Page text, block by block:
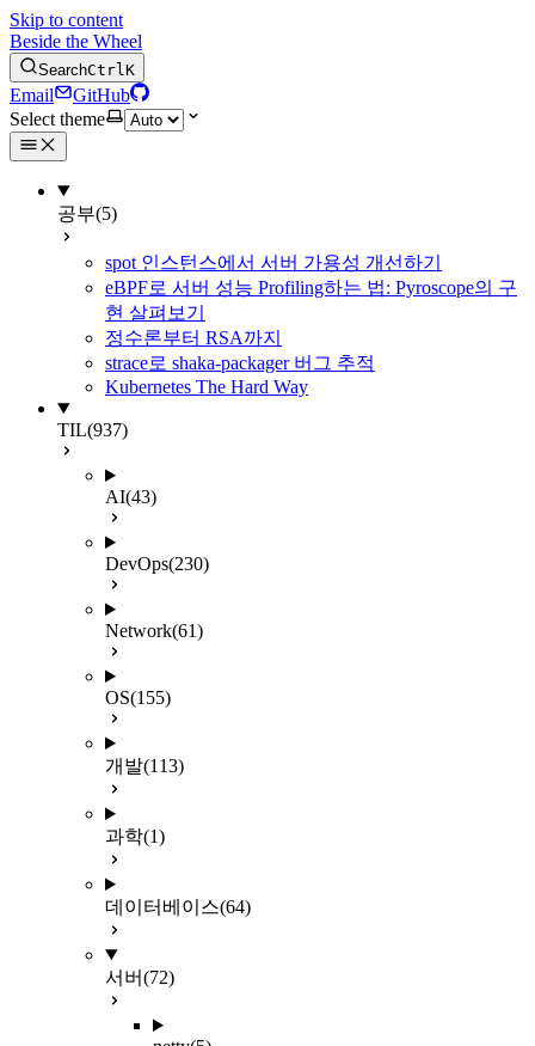
Skip to content
Beside the Wheel
SearchCtrlK
Email
GitHub
Select theme
공부(5)
spot 인스턴스에서 서버 가용성 개선하기
eBPF로 서버 성능 Profiling하는 법: Pyroscope의 구
현 살펴보기
정수론부터 RSA까지
strace로 shaka-packager 버그 추적
Kubernetes The Hard Way
TIL(937)
AI(43)
DevOps(230)
Network(61)
OS(155)
개발(113)
과학(1)
데이터베이스(64)
서버(72)